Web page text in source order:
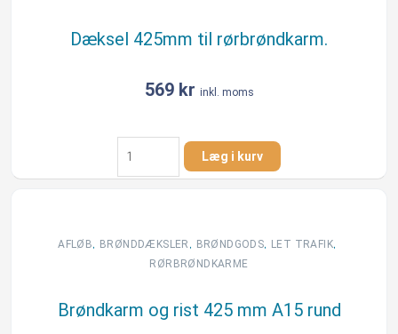
model
City
Dæksel 425mm til rørbrøndkarm.
569 kr inkl. moms
Dæksel
425mm
til
Læg i kurv
AFLØB, BRØNDDÆKSLER , BRØNDGODS, LET TRAFIK,
RØRBRØNDKARME
Brøndkarm og rist 425 mm A15 rund